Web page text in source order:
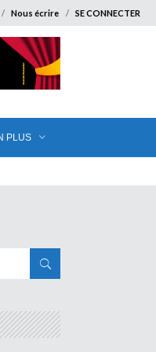
Nous écrire SE CONNECTER
PLUS